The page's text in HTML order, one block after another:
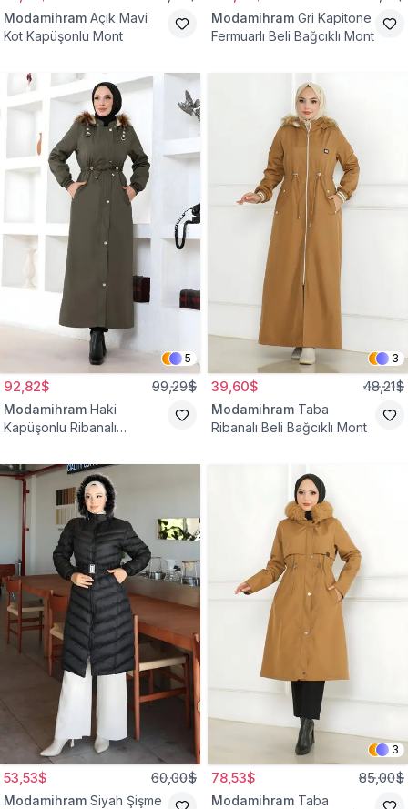
Modamihram Açık Mavi
Kot Kapüşonlu Mont
Modamihram Gri Kapitone
Fermuarlı Beli Bağcıklı Mont
5
92,82$ 99,29$
Modamihram Haki
Kapüşonlu Ribanalı
3
39,60$ 48,21$
Modamihram Taba
Ribanalı Beli Bağcıklı Mont
53,53$ 60,00$
Modamihram Siyah Şişme
3
78,53$ 85,00$
Modamihram Taba